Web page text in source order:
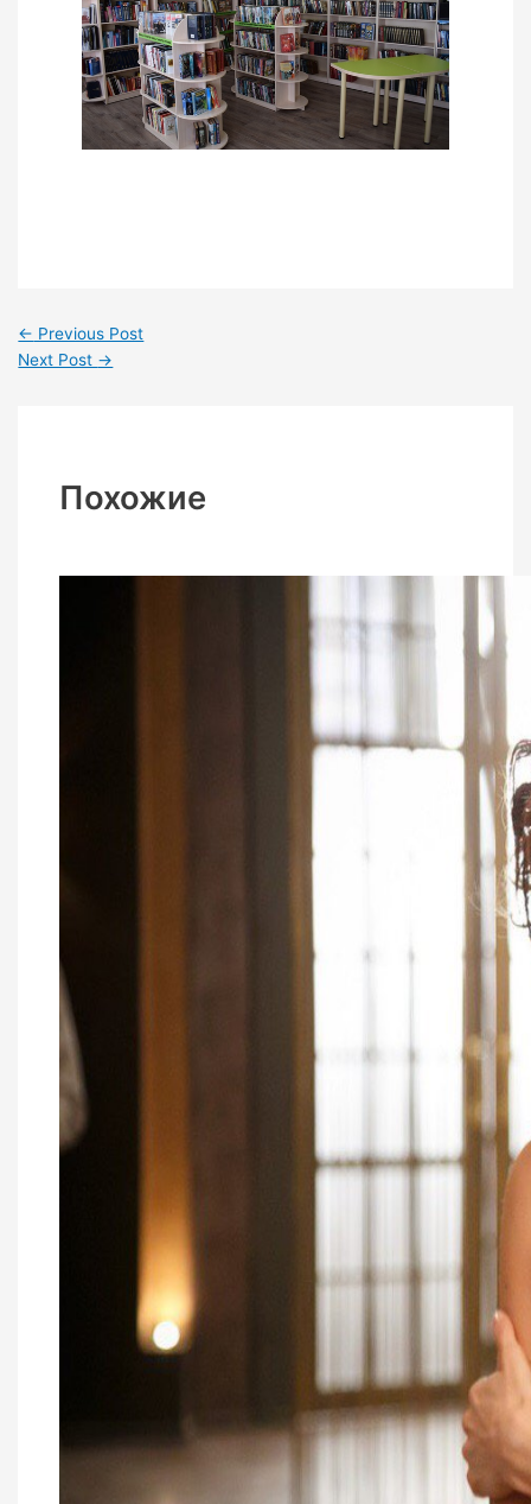
← Previous Post
Next Post →
Похожие